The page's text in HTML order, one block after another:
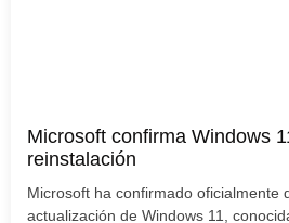
Microsoft confirma Windows
reinstalación
Microsoft ha confirmado oficialmente
actualización de Windows 11,